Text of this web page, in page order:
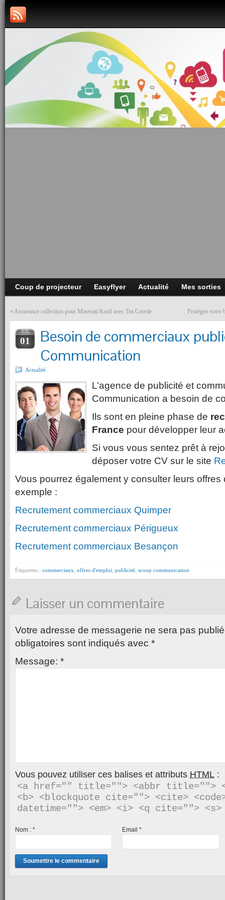
Coup de projecteur Easyflyer Actualité Mes sorties
« Assurance collection pour Maserati Karif avec Tea Cerede Protégez votre
JUIL
01
Besoin de commerciaux
Communication
Actualité
L’agence de publicité et
Communication a besoin de
Ils sont en pleine phase de
France pour développer leur
Si vous vous sentez prêt à
déposer votre CV sur le site
Vous pourrez également y consulter leurs offres
exemple :
Recrutement commerciaux Quimper
Recrutement commerciaux Périgueux
Recrutement commerciaux Besançon
Étiquettes : commerciaux offres d'emploi publicité scoop communication
Laisser un commentaire
Votre adresse de messagerie ne sera pas
obligatoires sont indiqués avec *
Message: *
Vous pouvez utiliser ces balises et attributs HTML :
<a href="" title=""> <abbr title="">
<b> <blockquote cite=""> <cite>
Nom : * Email*